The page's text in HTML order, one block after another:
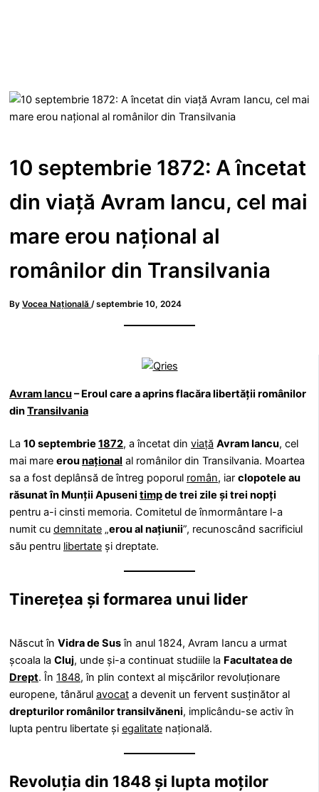
10 septembrie 1872: A încetat
din viață Avram Iancu, cel mai
mare erou național al
românilor din Transilvania
By Vocea Națională /septembrie 10, 2024
Avram Iancu– Eroul care a aprins flacăra libertății românilor
dinTransilvania
La 10 septembrie 1872, a încetat din viață Avram Iancu, cel
mai mare erounațional al românilor din Transilvania. Moartea
sa a fost deplânsă de întreg poporul român, iar clopotele au
răsunat în Munții Apuseni timpde trei zile și trei nopți
pentru a-i cinsti memoria. Comitetul de înmormântare l-a
numit cu demnitate „erou al națiunii”, recunoscând sacrificiul
său pentru libertate și dreptate.
Tinerețea și formarea unui lider
Născut în Vidra de Susîn anul 1824, Avram Iancu a urmat
școala la Cluj, unde și-a continuat studiile la Facultatea de
Drept. În 1848, în plin context al mișcărilor revoluționare
europene, tânărul avocat a devenit un fervent susținător al
drepturilor românilor transilvăneni, implicându-se activ în
lupta pentru libertate și egalitate națională.
Revoluția din 1848 și lupta moților